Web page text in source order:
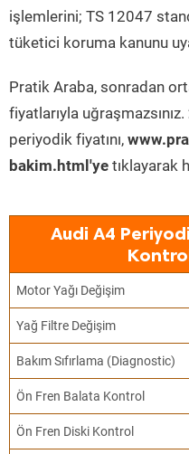
işlemlerini; TS 12047
tüketici koruma kanunu
Pratik Araba, sonradan
fiyatlarıyla uğraşmazsınız.
periyodik fiyatını,
bakim.html'ye tıklayarak
Audi A4
Motor Yağı Değişim
Yağ Filtre Değişim
Bakım Sıfırlama (Diagnostic)
Ön Fren Balata Kontrol
Ön Fren Diski Kontrol